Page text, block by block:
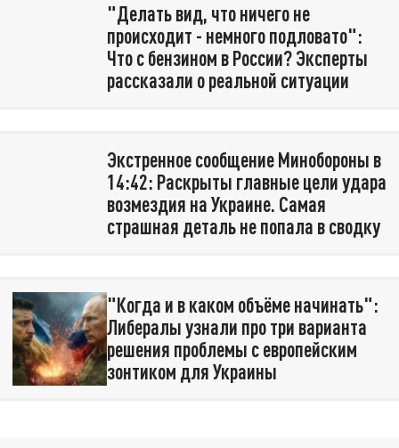
"Делать вид, что ничего не
происходит - немного подловато":
Что с бензином в России? Эксперты
рассказали о реальной ситуации
Экстренное сообщение Минобороны в
14:42: Раскрыты главные цели удара
возмездия на Украине. Самая
страшная деталь не попала в сводку
"Когда и в каком объёме начинать":
Либералы узнали про три варианта
решения проблемы с европейским
зонтиком для Украины